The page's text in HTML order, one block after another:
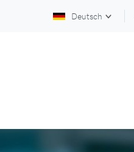
Deutsch